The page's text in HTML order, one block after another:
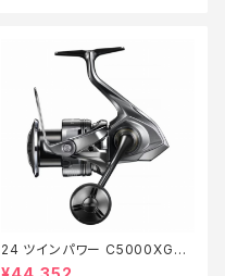
24 ツインパワー C5000XG
【継続セール_リール】【10】